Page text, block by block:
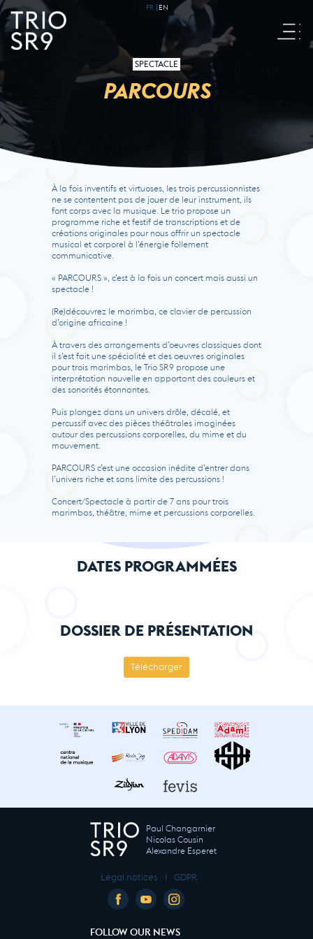
FR EN
SPECTACLE
PARCOURS
À la fois inventifs et virtuoses, les trois percussionnistes
ne se contentent pas de jouer de leur instrument, ils
font corps avec la musique. Le trio propose un
programme riche et festif de transcriptions et de
créations originales pour nous offrir un spectacle
musical et corporel à l’énergie follement
communicative.
« PARCOURS », c’est à la fois un concert mais aussi un
spectacle !
(Re)découvrez le marimba, ce clavier de percussion
d’origine africaine !
À travers des arrangements d’oeuvres classiques dont
il s’est fait une spécialité et des oeuvres originales
pour trois marimbas, le Trio SR9 propose une
interprétation nouvelle en apportant des couleurs et
des sonorités étonnantes.
Puis plongez dans un univers drôle, décalé, et
percussif avec des pièces théâtrales imaginées
autour des percussions corporelles, du mime et du
mouvement.
PARCOURS c’est une occasion inédite d’entrer dans
l’univers riche et sans limite des percussions !
Concert/Spectacle à partir de 7 ans pour trois
marimbas, théâtre, mime et percussions corporelles.
DATES PROGRAMMÉES
DOSSIER DE PRÉSENTATION
Télécharger
Paul Changarnier
Nicolas Cousin
Alexandre Esperet
Legal notices I GDPR
FOLLOW OUR NEWS